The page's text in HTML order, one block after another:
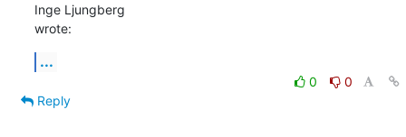
Inge Ljungberg
wrote:
...
0
0
Reply